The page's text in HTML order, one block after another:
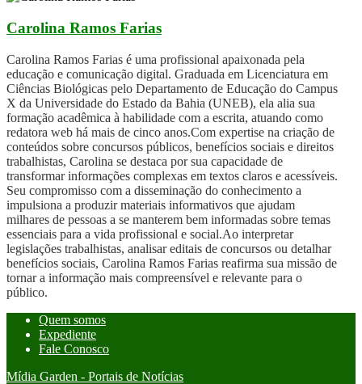
Carolina Ramos Farias
Carolina Ramos Farias é uma profissional apaixonada pela
educação e comunicação digital. Graduada em Licenciatura em
Ciências Biológicas pelo Departamento de Educação do Campus
X da Universidade do Estado da Bahia (UNEB), ela alia sua
formação acadêmica à habilidade com a escrita, atuando como
redatora web há mais de cinco anos.Com expertise na criação de
conteúdos sobre concursos públicos, benefícios sociais e direitos
trabalhistas, Carolina se destaca por sua capacidade de
transformar informações complexas em textos claros e acessíveis.
Seu compromisso com a disseminação do conhecimento a
impulsiona a produzir materiais informativos que ajudam
milhares de pessoas a se manterem bem informadas sobre temas
essenciais para a vida profissional e social.Ao interpretar
legislações trabalhistas, analisar editais de concursos ou detalhar
benefícios sociais, Carolina Ramos Farias reafirma sua missão de
tornar a informação mais compreensível e relevante para o
público.
Quem somos
Expediente
Fale Conosco
Mídia Garden - Portais de Notícias